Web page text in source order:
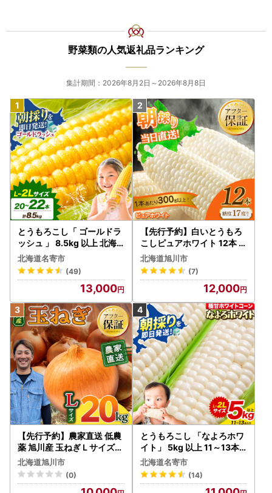
野菜類の人気返礼品ランキング
集計期間：2026年8月2日～2026年8月8日
とうもろこし「 ゴールドラ
ッシュ 」 8.5kg 以上 北海
道 名寄 スイートコーン
北海道名寄市
(49)
13,000
【先行予約】白いとうもろ
こしピュアホワイト 12本 3.
6kg（2026年8月下旬から
発送開始） とうもろこし
北海道旭川市
(7)
12,000
【先行予約】農家直送 低農
薬 旭川産 玉ねぎＬサイズ2
0kg(2026年9月発送開始
予定)_ | 玉ねぎ 05935
北海道旭川市
(0)
とうもろこし 「なよろホワ
イト」 5kg 以上 11～13本
名寄 とうもろこし
北海道名寄市
(14)